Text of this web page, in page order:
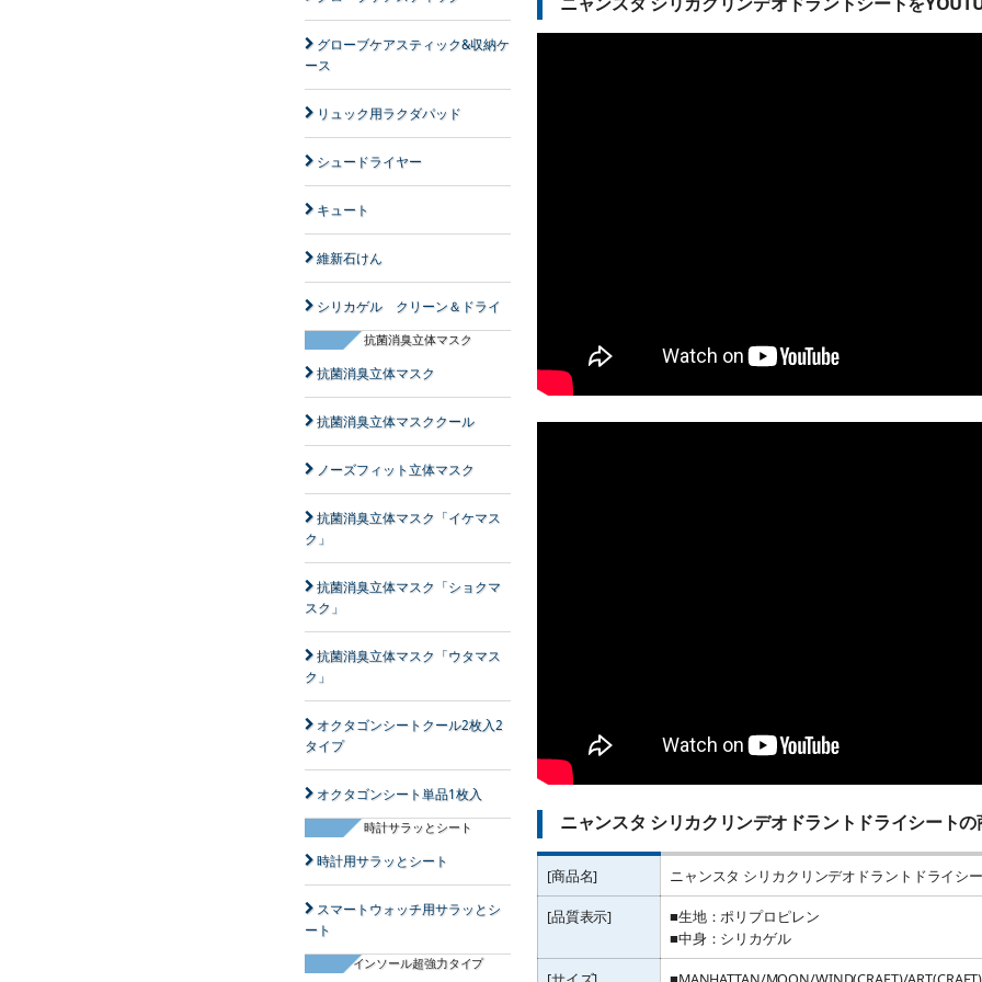
ニャンスタ シリカクリンデオドラントドライシートの
[商品名] ニャンスタ シリカクリンデオドラントドライシ
[品質表示]
■生地：ポリプロピレン
■中身：シリカゲル
グローブケアスティック&収納ケ
ース
リュック用ラクダパッド
シュードライヤー
キュート
維新石けん
シリカゲル クリーン＆ドライ
抗菌消臭立体マスク
抗菌消臭立体マスク
抗菌消臭立体マスククール
ノーズフィット立体マスク
抗菌消臭立体マスク「イケマス
ク」
抗菌消臭立体マスク「ショクマ
スク」
抗菌消臭立体マスク「ウタマス
ク」
オクタゴンシートクール2枚入2
タイプ
オクタゴンシート単品1枚入
時計サラッとシート
時計用サラッとシート
スマートウォッチ用サラッとシ
ート
インソール超強力タイプ